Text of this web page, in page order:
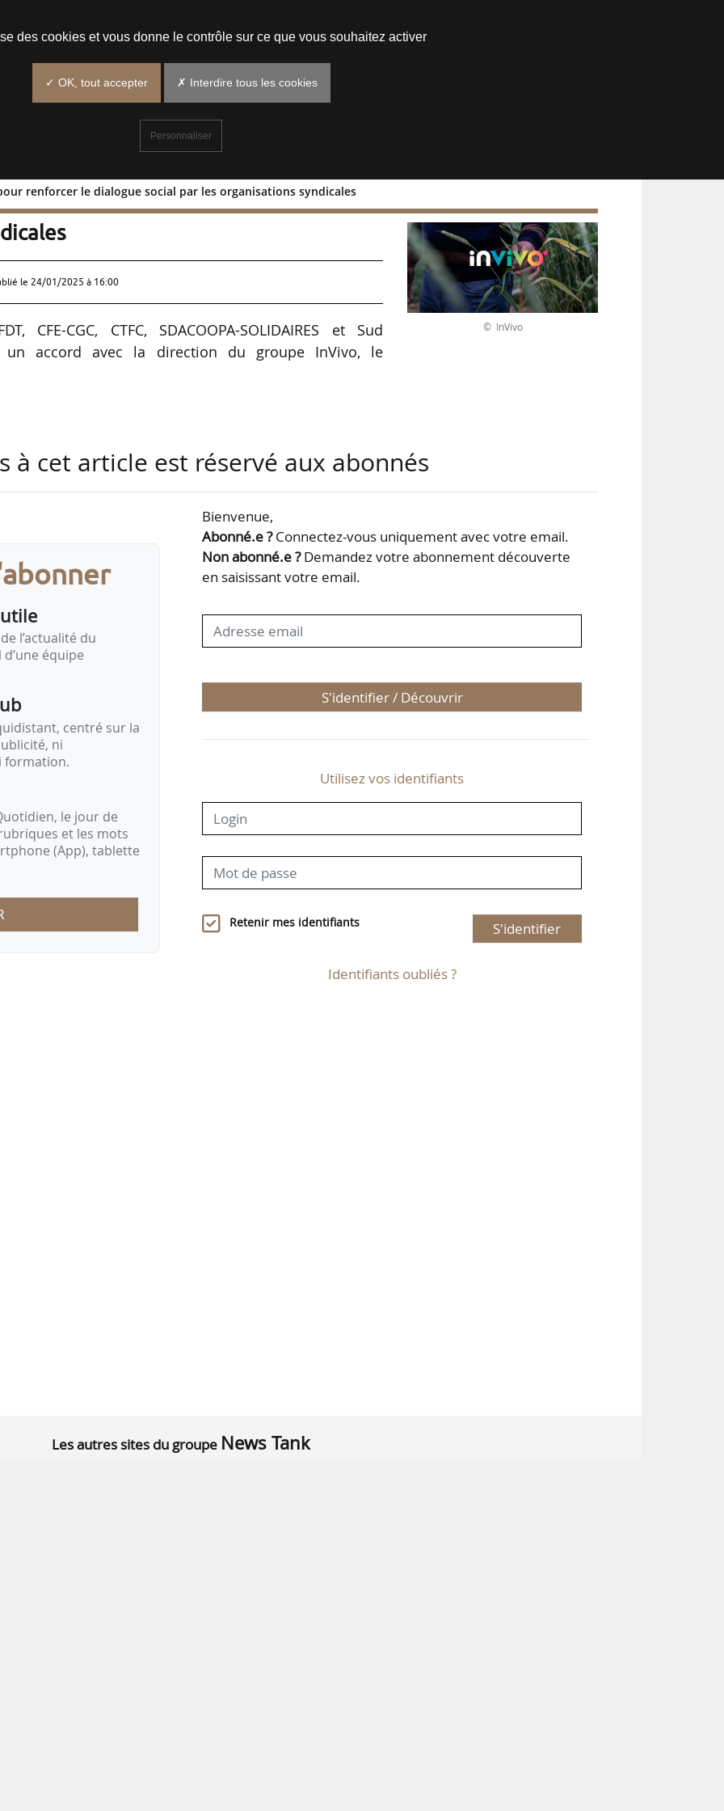
renforcer le dialogue social par les organisations syndicales
pour renforcer le dialogue social
le 24/01/2025 à 16:00
CFE-CGC, CTFC, SDACOOPA-SOLIDAIRES et Sud
un accord avec la direction du groupe InVivo, le
coordinateur ;
les échanges, réflexions et négociations dans un
d’innovation sociale continue. Il couvre l’ensemble du
:
© InVivo
à cet article est réservé aux abonnés
l’actualité du
équipe
centré sur la
ni
formation.
le jour de
et les mots
(App), tablette
Bienvenue,
Abonné.e ?Connectez-vous uniquement avec votre email.
Non abonné.e ?Demandez votre abonnement découverte
en saisissant votre email.
S'identifier / Découvrir
Utilisez vos identifiants
Retenir mes identifiants S'identifier
Identifiants oubliés ?
Les autres sites du groupe News Tank
des cookies et vous donne le contrôle sur ce que vous souhaitez activer
✓ OK, tout accepter ✗ Interdire tous les cookies
Personnaliser